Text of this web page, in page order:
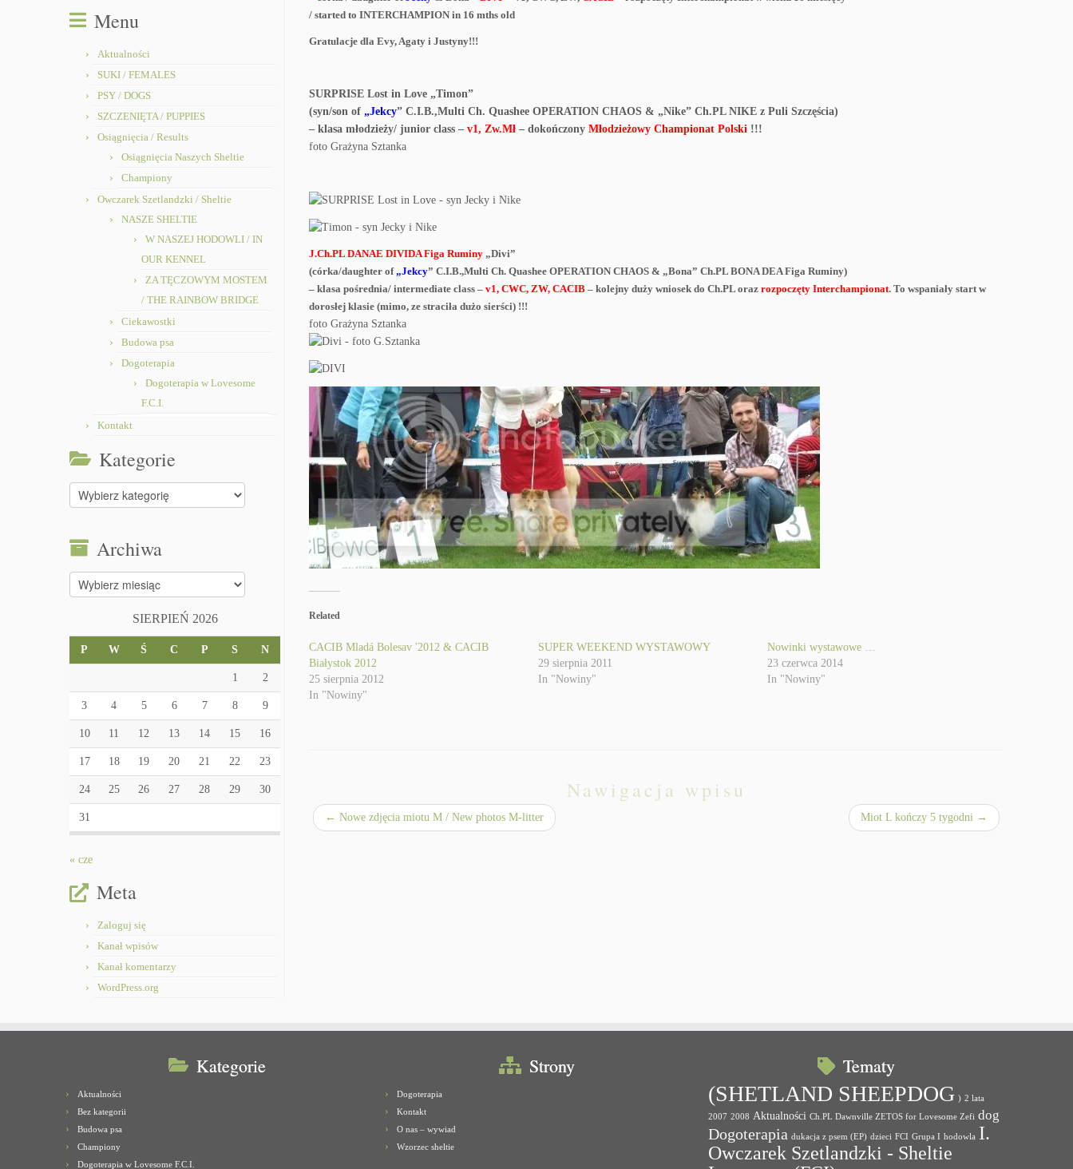
Menu
Aktualności
SUKI / FEMALES
PSY / DOGS
SZCZENIĘTA / PUPPIES
Osiągnięcia / Results
Osiągnięcia Naszych Sheltie
Championy
Owczarek Szetlandzki / Sheltie
NASZE SHELTIE
W NASZEJ HODOWLI / IN
OUR KENNEL
ZA TĘCZOWYM MOSTEM
/ THE RAINBOW BRIDGE
Ciekawostki
Budowa psa
Dogoterapia
Dogoterapia w Lovesome
F.C.I.
Kontakt
Kategorie
Kategorie
Archiwa
Archiwa
SIERPIEŃ 2026
P W Ś C P S N
1 2
3 4 5 6 7 8 9
10 11 12 13 14 15 16
17 18 19 20 21 22 23
24 25 26 27 28 29 30
31
« cze
Meta
Zaloguj się
Kanał wpisów
Kanał komentarzy
WordPress.org
/ started to INTERCHAMPION in 16 mths old
Gratulacje dla Evy, Agaty i Justyny!!!
SURPRISE Lost in Love „Timon”
(syn/son of „Jekcy” C.I.B.,Multi Ch. Quashee OPERATION CHAOS & „Nike” Ch.PL NIKE z Puli Szczęścia)
– klasa młodzieży/ junior class – v1, Zw.Mł – dokończony Młodzieżowy Championat Polski !!!
foto Grażyna Sztanka
J.Ch.PL DANAE DIVIDA Figa Ruminy „Divi”
(córka/daughter of„Jekcy” C.I.B.,Multi Ch. Quashee OPERATION CHAOS & „Bona” Ch.PL BONA DEA Figa Ruminy)
– klasa pośrednia/ intermediate class – v1, CWC, ZW, CACIB – kolejny duży wniosek do Ch.PL oraz rozpoczęty Interchampionat. To wspaniały start w
dorosłej klasie (mimo, ze straciła dużo sierści) !!!
foto Grażyna Sztanka
Related
CACIB Mladá Bolesav '2012 & CACIB
Białystok 2012
25 sierpnia 2012
In "Nowiny"
SUPER WEEKEND WYSTAWOWY
29 sierpnia 2011
In "Nowiny"
Nowinki wystawowe …
23 czerwca 2014
In "Nowiny"
Nawigacja wpisu
← Nowe zdjęcia miotu M / New photos M-litter Miot L kończy 5 tygodni →
Kategorie
Aktualności
Bez kategorii
Budowa psa
Championy
Dogoterapia w Lovesome F.C.I.
Strony
Dogoterapia
Kontakt
O nas – wywiad
Wzorzec sheltie
Tematy
(SHETLAND SHEEPDOG ) 2 lata
2007 2008 Aktualności Ch.PL Dawnville ZETOS for Lovesome Zefi dog
Dogoterapia dukacja z psem (EP) dzieci FCI Grupa I hodowla I.
Owczarek Szetlandzki - Sheltie